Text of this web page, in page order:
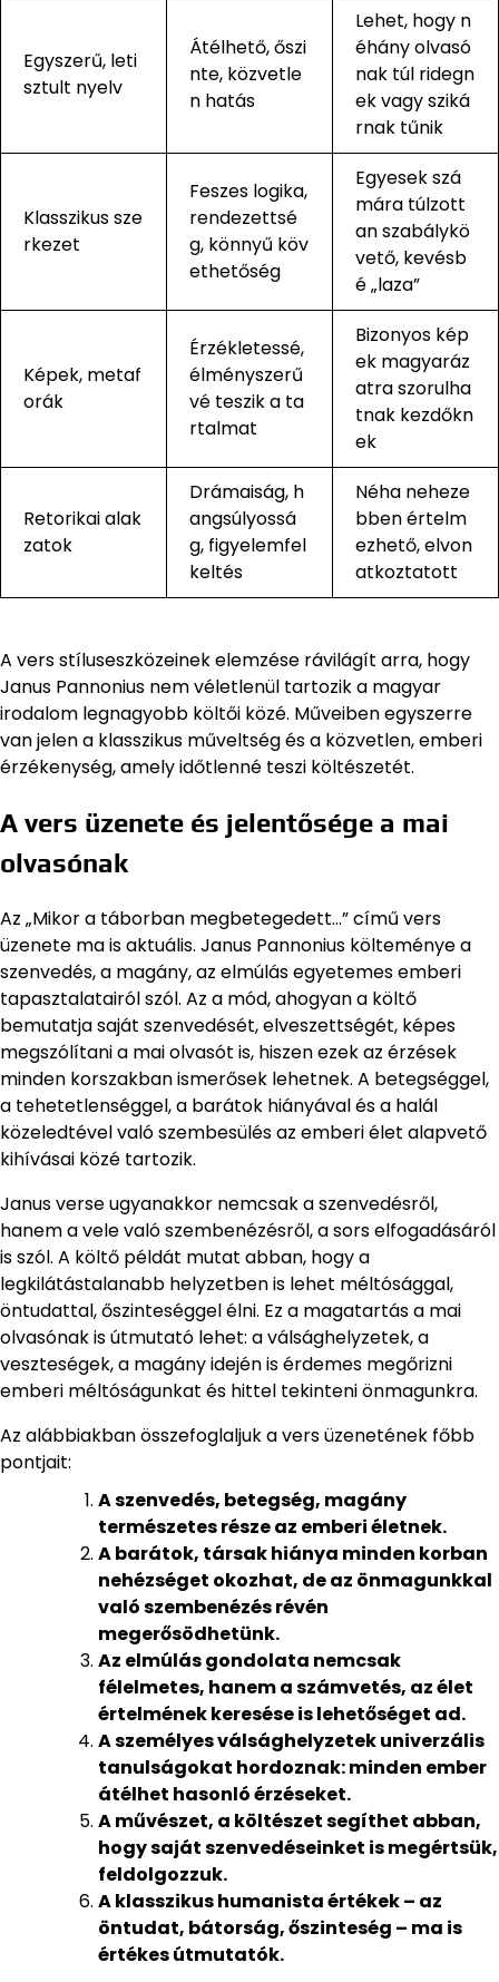
Egyszerű, leti
sztult nyelv
Átélhető, őszi
nte, közvetle
n hatás
Lehet, hogy n
éhány olvasó
nak túl ridegn
ek vagy sziká
rnak tűnik
Klasszikus sze
rkezet
Feszes logika,
rendezettsé
g, könnyű köv
ethetőség
Egyesek szá
mára túlzott
an szabálykö
vető, kevésb
é „laza”
Képek, metaf
orák
Érzékletessé,
élményszerű
vé teszik a ta
rtalmat
Bizonyos kép
ek magyaráz
atra szorulha
tnak kezdőkn
ek
Retorikai alak
zatok
Drámaiság, h
angsúlyossá
g, figyelemfel
keltés
Néha neheze
bben értelm
ezhető, elvon
atkoztatott
A vers stíluseszközeinek elemzése rávilágít arra, hogy
Janus Pannonius nem véletlenül tartozik a magyar
irodalom legnagyobb költői közé. Műveiben egyszerre
van jelen a klasszikus műveltség és a közvetlen, emberi
érzékenység, amely időtlenné teszi költészetét.
A vers üzenete és jelentősége a mai
olvasónak
Az „Mikor a táborban megbetegedett…” című vers
üzenete ma is aktuális. Janus Pannonius költeménye a
szenvedés, a magány, az elmúlás egyetemes emberi
tapasztalatairól szól. Az a mód, ahogyan a költő
bemutatja saját szenvedését, elveszettségét, képes
megszólítani a mai olvasót is, hiszen ezek az érzések
minden korszakban ismerősek lehetnek. A betegséggel,
a tehetetlenséggel, a barátok hiányával és a halál
közeledtével való szembesülés az emberi élet alapvető
kihívásai közé tartozik.
Janus verse ugyanakkor nemcsak a szenvedésről,
hanem a vele való szembenézésről, a sors elfogadásáról
is szól. A költő példát mutat abban, hogy a
legkilátástalanabb helyzetben is lehet méltósággal,
öntudattal, őszinteséggel élni. Ez a magatartás a mai
olvasónak is útmutató lehet: a válsághelyzetek, a
veszteségek, a magány idején is érdemes megőrizni
emberi méltóságunkat és hittel tekinteni önmagunkra.
Az alábbiakban összefoglaljuk a vers üzenetének főbb
pontjait:
A szenvedés, betegség, magány
természetes része az emberi életnek.
A barátok, társak hiánya minden korban
nehézséget okozhat, de az önmagunkkal
való szembenézés révén
megerősödhetünk.
Az elmúlás gondolata nemcsak
félelmetes, hanem a számvetés, az élet
értelmének keresése is lehetőséget ad.
A személyes válsághelyzetek univerzális
tanulságokat hordoznak: minden ember
átélhet hasonló érzéseket.
A művészet, a költészet segíthet abban,
hogy saját szenvedéseinket is megértsük,
feldolgozzuk.
A klasszikus humanista értékek – az
öntudat, bátorság, őszinteség – ma is
értékes útmutatók.